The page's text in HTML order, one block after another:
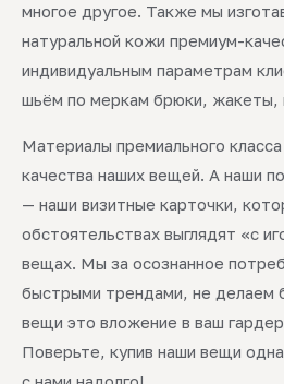
многое другое. Также мы
натуральной кожи премиум-
индивидуальным параметрам
шьём по меркам брюки, жакеты,
Материалы премиального
качества наших вещей. А наши
— наши визитные карточки,
обстоятельствах выглядят «с
вещах. Мы за осознанное
быстрыми трендами, не делаем
вещи это вложение в ваш
Поверьте, купив наши вещи